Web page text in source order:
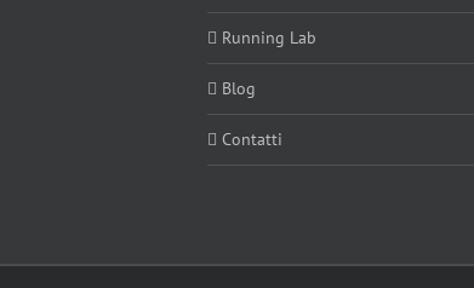
Running Lab
Blog
Contatti